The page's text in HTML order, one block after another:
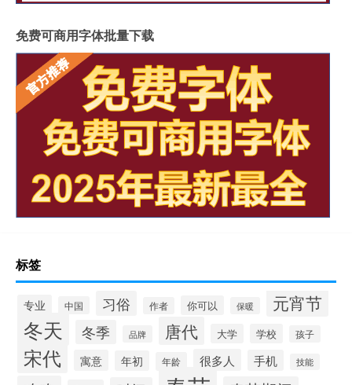
免费可商用字体批量下载
标签
专业 中国 习俗 作者 你可以 保暖 元宵节
冬天 冬季 品牌 唐代 大学 学校 孩子
宋代 寓意 年初 年龄 很多人 手机 技能